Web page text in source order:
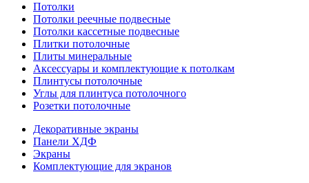
Потолки
Потолки реечные подвесные
Потолки кассетные подвесные
Плитки потолочные
Плиты минеральные
Аксессуары и комплектующие к потолкам
Плинтусы потолочные
Углы для плинтуса потолочного
Розетки потолочные
Декоративные экраны
Панели ХДФ
Экраны
Комплектующие для экранов